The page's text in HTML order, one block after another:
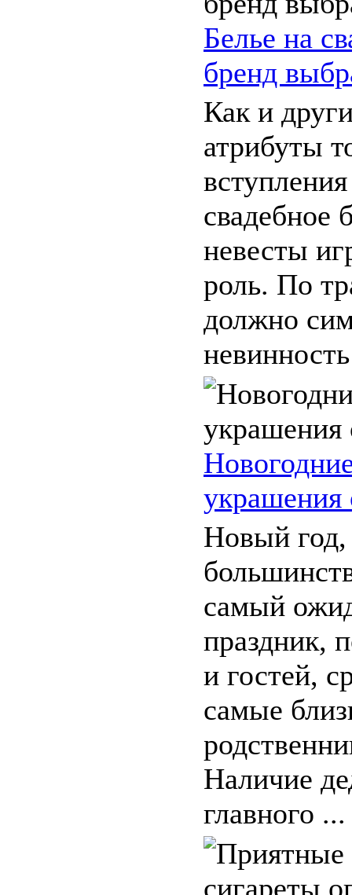
Белье на
бренд
Как и
атрибуты
свадебное
невесты
роль. По
должно
украшения
Новый год,
самый
праздник,
и гостей,
самые
Наличие
главного ...